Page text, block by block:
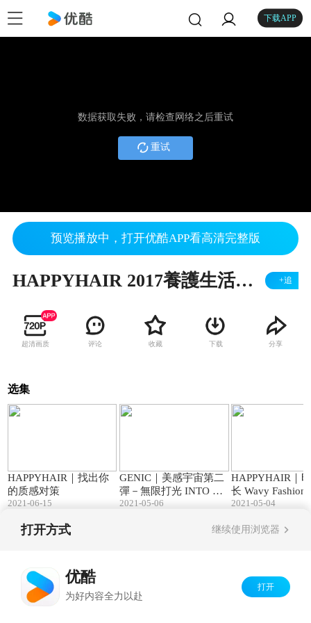
下载APP
数据获取失败，请检查网络之后重试
重试
预览播放中，打开优酷APP看高清完整版
HAPPYHAIR 2017養護生活新主張首部曲 | 奔赴，充滿想像的世界 +追
超清画质 评论 收藏 下载 分享
选集
HAPPYHAIR｜找出你
的质感对策
2021-06-15
GENIC｜美感宇宙第二
彈－無限打光 INTO TH
E SPACE
2021-05-06
HAPPYHAIR｜
长 Wavy Fashion
2021-05-04
打开方式 继续使用浏览器
优酷
为好内容全力以赴
打开